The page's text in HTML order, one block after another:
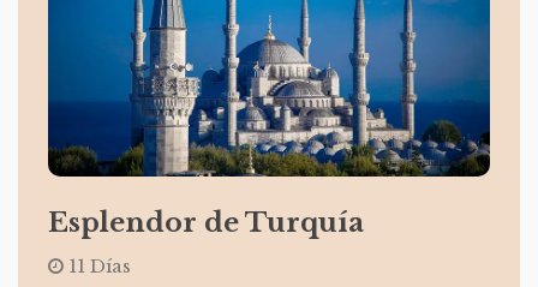
Esplendor de Turquía
11 Días